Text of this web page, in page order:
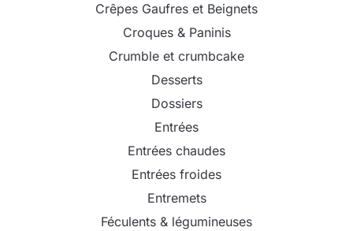
Crêpes Gaufres et Beignets
Croques & Paninis
Crumble et crumbcake
Desserts
Dossiers
Entrées
Entrées chaudes
Entrées froides
Entremets
Féculents & légumineuses